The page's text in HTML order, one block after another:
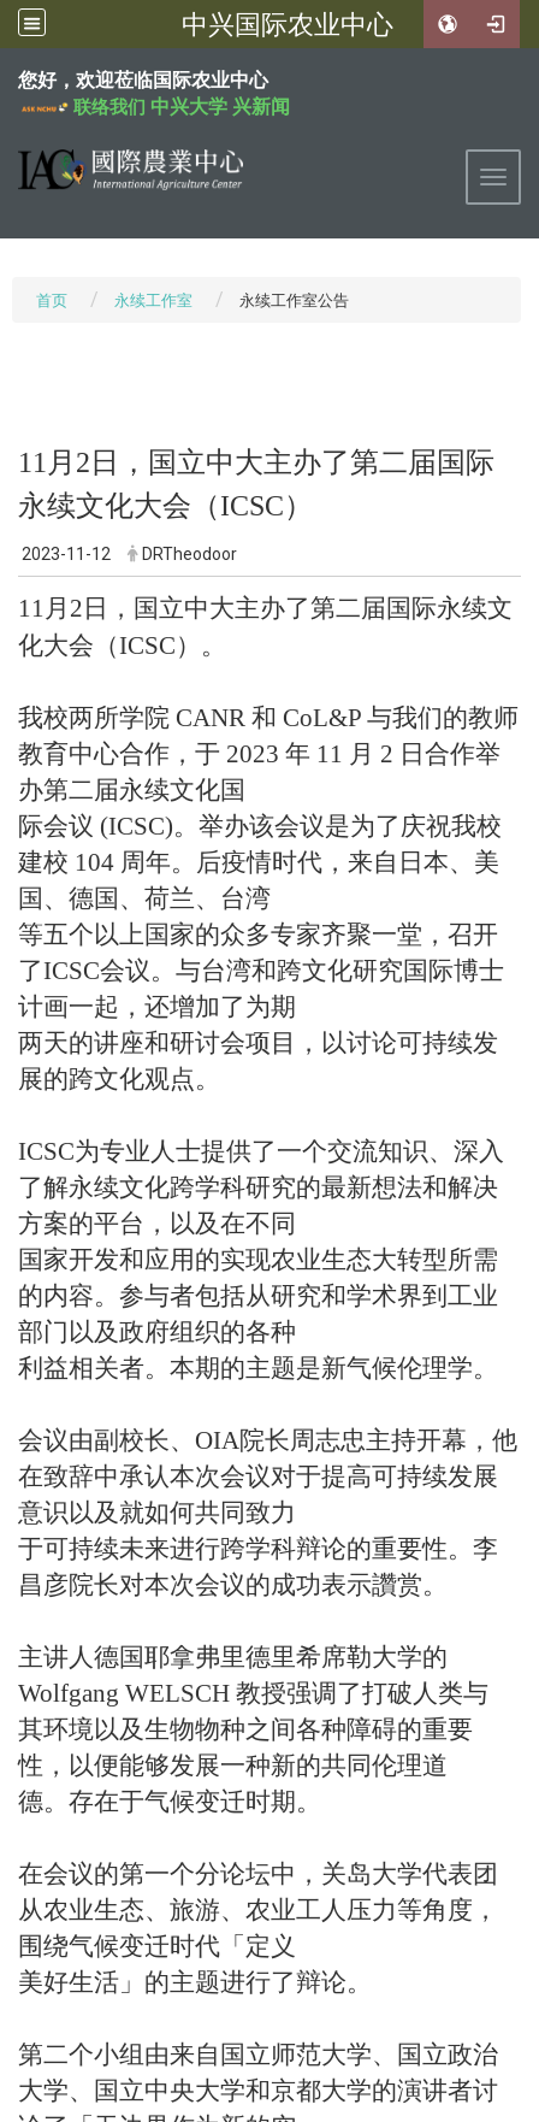
中兴国际农业中心
您好，欢迎莅临国际农业中心
联络我们 中兴大学 兴新闻
首页 永续工作室 永续工作室公告
11月2日，国立中大主办了第二届国际
永续文化大会（ICSC）
2023-11-12 DRTheodoor
11月2日，国立中大主办了第二届国际永续文
化大会（ICSC）。
我校两所学院 CANR 和 CoL&P 与我们的教师
教育中心合作，于 2023 年 11 月 2 日合作举
办第二届永续文化国
际会议 (ICSC)。举办该会议是为了庆祝我校
建校 104 周年。后疫情时代，来自日本、美
国、德国、荷兰、台湾
等五个以上国家的众多专家齐聚一堂，召开
了ICSC会议。与台湾和跨文化研究国际博士
计画一起，还增加了为期
两天的讲座和研讨会项目，以讨论可持续发
展的跨文化观点。
ICSC为专业人士提供了一个交流知识、深入
了解永续文化跨学科研究的最新想法和解决
方案的平台，以及在不同
国家开发和应用的实现农业生态大转型所需
的内容。参与者包括从研究和学术界到工业
部门以及政府组织的各种
利益相关者。本期的主题是新气候伦理学。
会议由副校长、OIA院长周志忠主持开幕，他
在致辞中承认本次会议对于提高可持续发展
意识以及就如何共同致力
于可持续未来进行跨学科辩论的重要性。李
昌彦院长对本次会议的成功表示讚赏。
主讲人德国耶拿弗里德里希席勒大学的
Wolfgang WELSCH 教授强调了打破人类与
其环境以及生物物种之间各种障碍的重要
性，以便能够发展一种新的共同伦理道
德。存在于气候变迁时期。
在会议的第一个分论坛中，关岛大学代表团
从农业生态、旅游、农业工人压力等角度，
围绕气候变迁时代「定义
美好生活」的主题进行了辩论。
第二个小组由来自国立师范大学、国立政治
大学、国立中央大学和京都大学的演讲者讨